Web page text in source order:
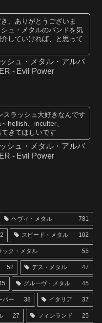
、ありがとうございま
ュ・メタルのバンドを気
していければ、と思って
シュ・メタル・アルバ
- Evil Power
ラッシュ大好きなんです
hellish、inculter、
きてほしいです
シュ・メタル・アルバ
- Evil Power
ヘヴィ・メタル 781
スピード・メタル 102
ック・メタル 55
52 デス・メタル 47
グルーヴ・メタル 45
バー 38 イタリア 37
27 フィンランド 25